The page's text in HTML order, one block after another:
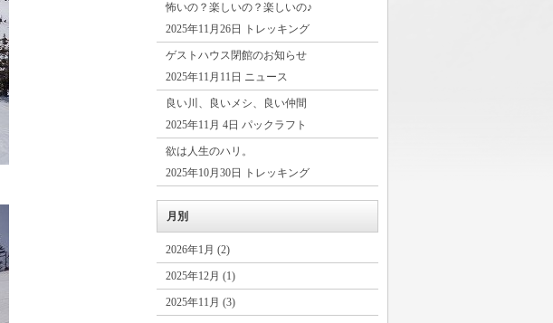
怖いの？楽しいの？楽しいの♪
2025年11月26日 トレッキング
ゲストハウス閉館のお知らせ
2025年11月11日 ニュース
良い川、良いメシ、良い仲間
2025年11月 4日 パックラフト
欲は人生のハリ。
2025年10月30日 トレッキング
月別
2026年1月 (2)
2025年12月 (1)
2025年11月 (3)